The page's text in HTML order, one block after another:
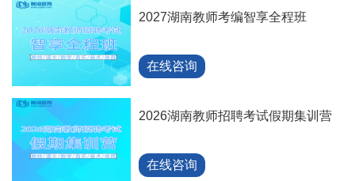
2027湖南教师考编智享全程班
在线咨询
2026湖南教师招聘考试假期集训营
在线咨询